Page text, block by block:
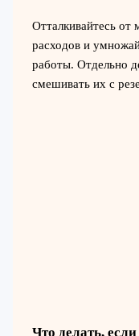
Отталкивайтесь от
расходов и
работы. Отдельно
смешивать их с
Что делать,